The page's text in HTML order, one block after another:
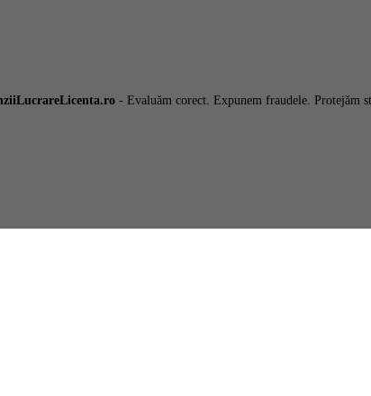
- Evaluăm corect. Expunem fraudele. Protejăm